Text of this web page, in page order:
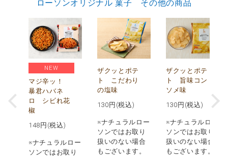
ローソンオリジナル 菓子 その他の商品
NEW
マジ辛ッ！
暴君ハバネ
ロ シビれ花
椒
148 円(税込)
※ナチュラルロー
ソンではお取り
ザクッとポテ
ト こだわり
の塩味
130 円(税込)
※ナチュラルロー
ソンではお取り
扱いのない場合
もございます。
ザクッとポテ
ト 旨味コン
ソメ味
130 円(税込)
※ナチュラルロー
ソンではお取り
扱いのない場合
もございます。